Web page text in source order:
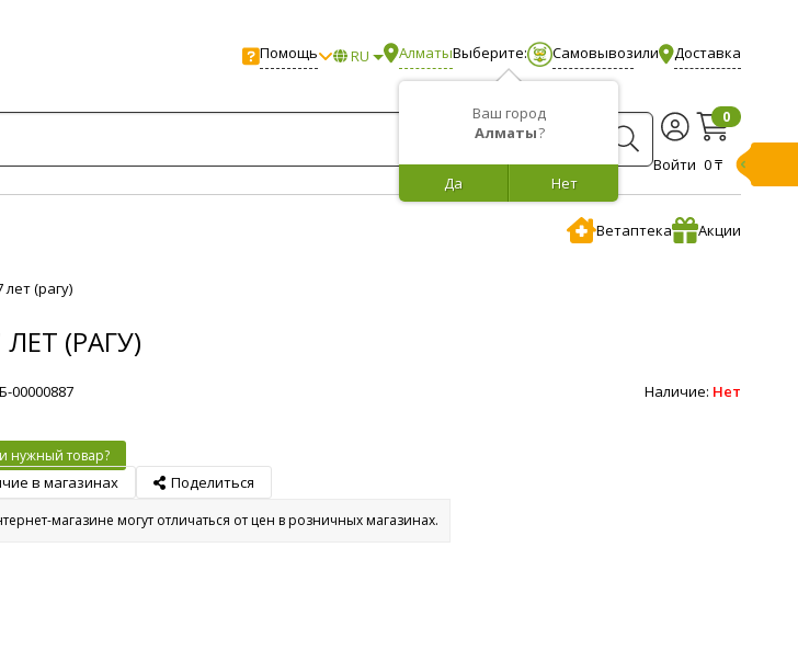
Помощь RU Алматы
Ваш город
Алматы?
Нет
Да
Выберите: Самовывозили Доставка
Войти
0
0 ₸
Ветаптека Акции
(рагу)
(РАГУ)
00000887 Наличие: Нет
нужный товар?
в магазинах Поделиться
магазине могут отличаться от цен в розничных магазинах.